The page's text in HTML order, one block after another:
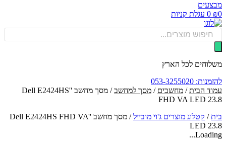
0 עגלת קניות
לכל הארץ
053-3255020
הבית/מחשבים/מסך למחשב
/ מסך מחשב ''Dell E2424HS
FHD VA LED
/קטלוג מוצרים ג'וי מובייל/
מסך מחשב ''Dell E2424HS FHD VA
LED